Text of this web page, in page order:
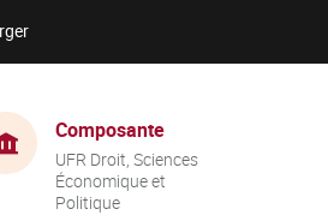
Composante
UFR Droit, Sciences
Économique et
Politique